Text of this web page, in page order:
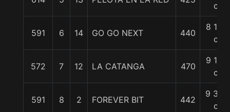
c
591 6 14 GO GO NEXT 440
8 1/2
c
572 7 12 LA CATANGA 470
9 1/2
c
591 8 2 FOREVER BIT 442
9 3/4
c